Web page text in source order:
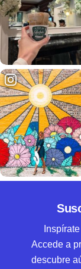
Accede a
descubre